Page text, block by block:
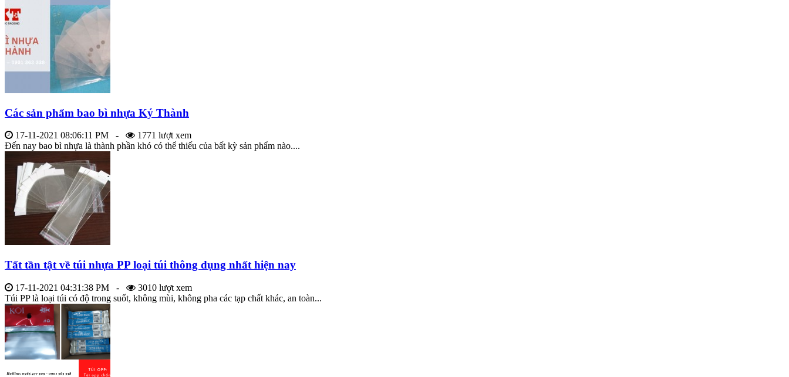
Các sản phẩm bao bì nhựa Ký Thành
17-11-2021 08:06:11 PM -
1771 lượt xem
Đến nay bao bì nhựa là thành phần khó có thể thiếu của bất kỳ sản phẩm nào....
Tất tần tật về túi nhựa PP loại túi thông dụng nhất hiện nay
17-11-2021 04:31:38 PM -
3010 lượt xem
Túi PP là loại túi có độ trong suốt, không mùi, không pha các tạp chất khác, an toàn...